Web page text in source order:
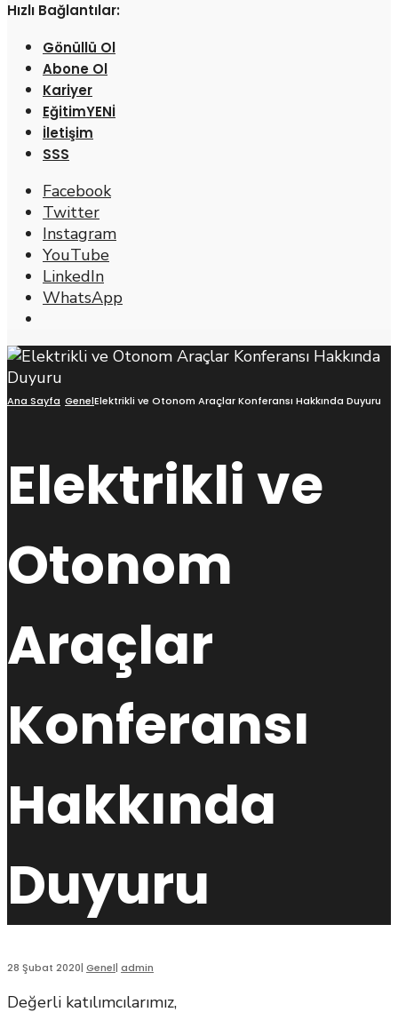
Hızlı Bağlantılar:
Gönüllü Ol
Abone Ol
Kariyer
Eğitim
İletişim
SSS
Facebook
Twitter
Instagram
YouTube
LinkedIn
WhatsApp
Window
Ana Sayfa GenelElektrikli ve Otonom Araçlar Konferansı Hakkında Duyuru
Elektrikli ve
Otonom
Araçlar
Konferansı
Hakkında
Duyuru
28 Şubat 2020| Genel| admin
Değerli katılımcılarımız,